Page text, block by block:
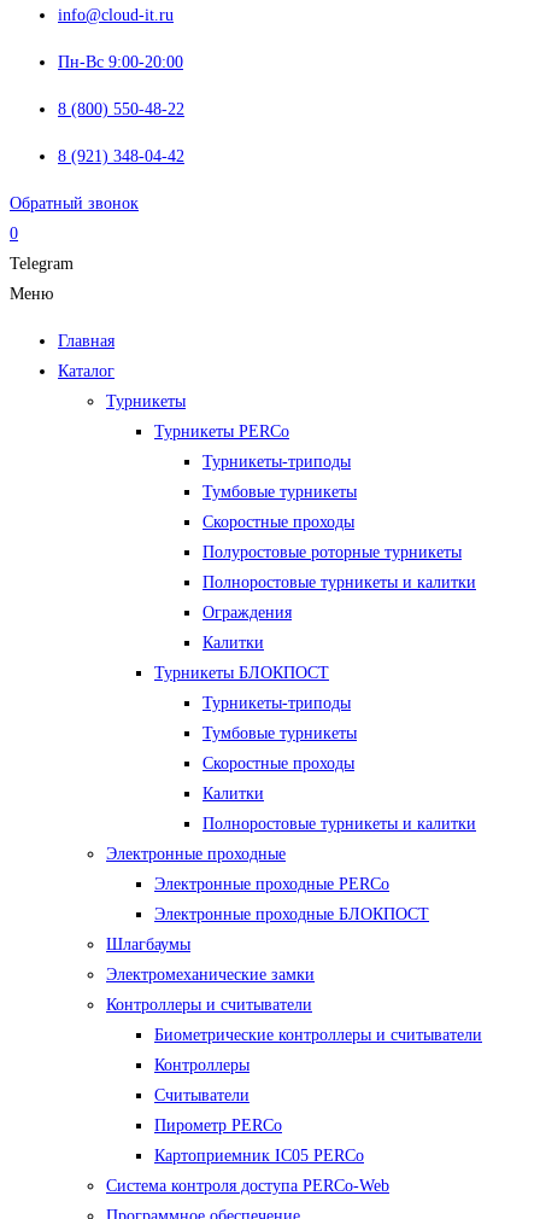
info@cloud-it.ru
Пн-Вс 9:00-20:00
8 (800) 550-48-22
8 (921) 348-04-42
Обратный звонок
0
Telegram
Меню
Главная
Каталог
Турникеты
Турникеты PERCo
Турникеты-триподы
Тумбовые турникеты
Скоростные проходы
Полуростовые роторные турникеты
Полноростовые турникеты и калитки
Ограждения
Калитки
Турникеты БЛОКПОСТ
Турникеты-триподы
Тумбовые турникеты
Скоростные проходы
Калитки
Полноростовые турникеты и калитки
Электронные проходные
Электронные проходные PERCo
Электронные проходные БЛОКПОСТ
Шлагбаумы
Электромеханические замки
Контроллеры и считыватели
Биометрические контроллеры и считыватели
Контроллеры
Считыватели
Пирометр PERCo
Картоприемник IC05 PERCo
Система контроля доступа PERCo-Web